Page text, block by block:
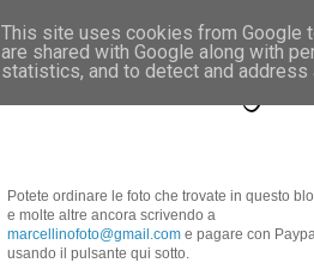
Marcellino
Potete ordinare le foto che trovate in questo
e molte altre ancora scrivendo a
marcellinofoto@gmail.com e pagare con
usando il pulsante qui sotto.
This site uses cookies from Google
are shared with Google along with
statistics, and to detect and address